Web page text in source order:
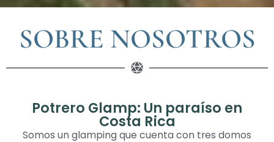
SOBRE NOSOTROS
Potrero Glamp: Un paraíso en
Costa Rica
Somos un glamping que cuenta con tres domos